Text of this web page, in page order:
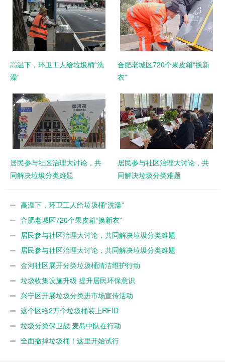
高温下，环卫工人给垃圾桶“洗
澡”
合肥老城区720个果皮箱“换新
衣”
居民参与社区治理大讨论，共
同解决垃圾分类难题
居民参与社区治理大讨论，共
同解决垃圾分类难题
高温下，环卫工人给垃圾桶“洗澡”
合肥老城区720个果皮箱“换新衣”
居民参与社区治理大讨论，共同解决垃圾分类难题
居民参与社区治理大讨论，共同解决垃圾分类难题
金河社区展开分类垃圾桶清洁维护行动
垃圾收集设施升级 提升居民环保意识
兴宁区开展垃圾分类进市场宣传活动
这个区给2万个垃圾桶装上RFID
垃圾分类保卫战 麦岛中队在行动
全面撤掉垃圾桶！这里开始试行